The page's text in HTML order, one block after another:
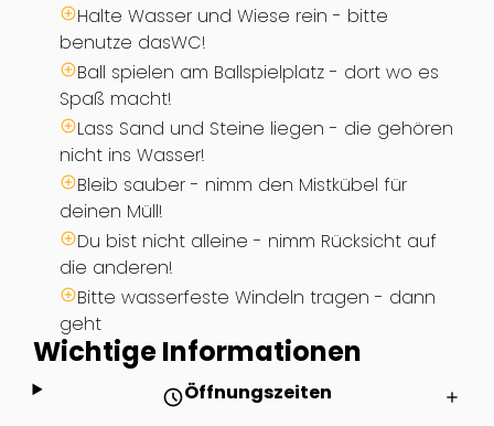
Halte Wasser und Wiese rein - bitte
benutze dasWC!
Ball spielen am Ballspielplatz - dort wo es
Spaß macht!
Lass Sand und Steine liegen - die gehören
nicht ins Wasser!
Bleib sauber - nimm den Mistkübel für
deinen Müll!
Du bist nicht alleine - nimm Rücksicht auf
die anderen!
Bitte wasserfeste Windeln tragen - dann
geht
Wichtige Informationen
scheduleÖffnungszeiten add